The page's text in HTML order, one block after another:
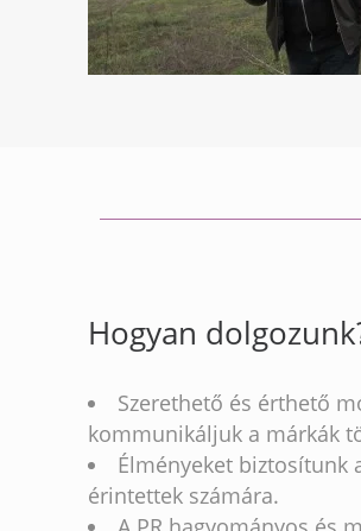
Hogyan
Szerethető és érthető
kommunikáljuk a márkák
Élményeket biztosítunk
érintettek számára.